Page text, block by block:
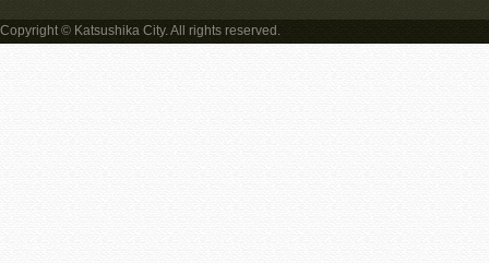
Copyright © Katsushika City. All rights reserved.